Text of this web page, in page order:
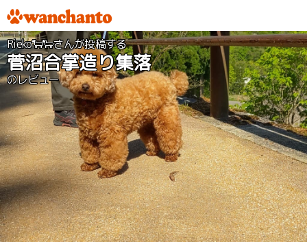
Rieko🐑🐑さんが投稿する
菅沼合掌造り集落
のレビュー